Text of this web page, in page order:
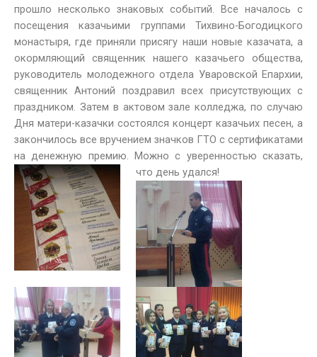
прошло несколько знаковых событий. Все началось с
посещения казачьими группами Тихвино-Богодицкого
монастыря, где приняли присягу наши новые казачата, а
окормляющий священник нашего казачьего общества,
руководитель молодежного отдела Уваровской Епархии,
священник Антоний поздравил всех присутствующих с
праздником. Затем в актовом зале колледжа, по случаю
Дня матери-казачки состоялся концерт казачьих песен, а
закончилось все вручением значков ГТО с сертификатами
на денежную премию. Можно с уверенностью сказать,
что день удался!